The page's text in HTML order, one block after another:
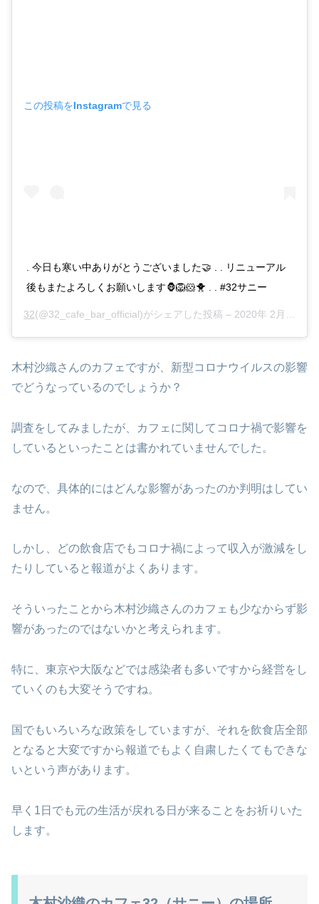
この投稿をInstagramで見る
. 今日も寒い中ありがとうございました🤝 . . リニューアル
後もまたよろしくお願いします🦍🦁🐹🐥 . . #32サニー
32(@32_cafe_bar_official)がシェアした投稿 – 2020年 2月月9日午前1時50分PST
木村沙織さんのカフェですが、新型コロナウイルスの影響
でどうなっているのでしょうか？
調査をしてみましたが、カフェに関してコロナ禍で影響を
しているといったことは書かれていませんでした。
なので、具体的にはどんな影響があったのか判明はしてい
ません。
しかし、どの飲食店でもコロナ禍によって収入が激減をし
たりしていると報道がよくあります。
そういったことから木村沙織さんのカフェも少なからず影
響があったのではないかと考えられます。
特に、東京や大阪などでは感染者も多いですから経営をし
ていくのも大変そうですね。
国でもいろいろな政策をしていますが、それを飲食店全部
となると大変ですから報道でもよく自粛したくてもできな
いという声があります。
早く1日でも元の生活が戻れる日が来ることをお祈りいた
します。